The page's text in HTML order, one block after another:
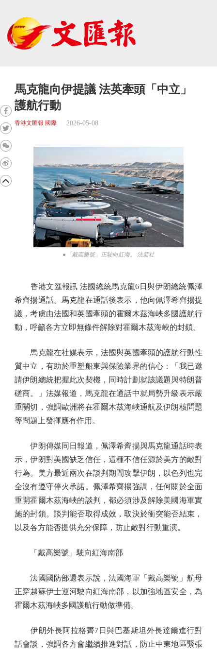
馬克龍向伊提議 法英牽頭「中立」
護航行動
香港文匯報 國際 2026-05-08
●「戴高樂號」正駛向紅海。 法新社
香港文匯報訊 法國總統馬克龍6日與伊朗總統佩澤
希齊揚通話。馬克龍在通話後表示，他向佩澤希齊揚提
議，考慮由法國和英國牽頭的霍爾木茲海峽多國護航行
動，呼籲各方立即無條件解除對霍爾木茲海峽的封鎖。
馬克龍在社媒表示，法國與英國牽頭的護航行動性
質中立，有助於重塑船東與保險業界的信心：「我已邀
請伊朗總統把握此次契機，同時計劃就該議題與特朗普
磋商。」法媒報道，馬克龍在通話中就局勢升級表示嚴
重關切，強調歐洲將在霍爾木茲海峽通航及伊朗核問題
等問題上發揮應有作用。
伊朗傳媒同日報道，佩澤希齊揚與馬克龍通話時表
示，伊朗對美國缺乏信任，這種不信任源於美方的敵對
行為。美方最近兩次在談判期間攻擊伊朗，以色列也完
全沒有遵守停火承諾。佩澤希齊揚強調，任何關於全面
重開霍爾木茲海峽的談判，都必須涉及解除美國海軍實
施的封鎖。談判能否取得成效，取決於衝突能否結束，
以及各方能否提供充分保障，防止敵對行動重演。
「戴高樂號」駛向紅海南部
法國國防部還表示說，法國海軍「戴高樂號」航母
正穿越蘇伊士運河駛向紅海南部，以加強地區安全，為
霍爾木茲海峽多國護航行動做準備。
伊朗外長阿拉格齊7日與巴基斯坦外長達爾進行對
話會談，強調各方會繼續推進對話，防止中東地區緊張